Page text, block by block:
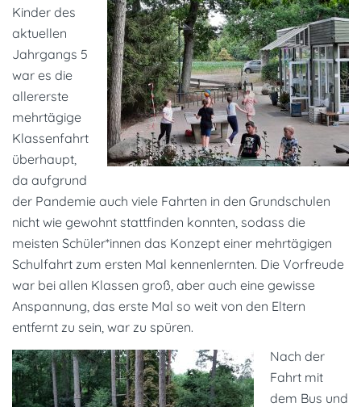
Kinder des
aktuellen
Jahrgangs 5
war es die
allererste
mehrtägige
Klassenfahrt
überhaupt,
da aufgrund
der Pandemie auch viele Fahrten in den Grundschulen
nicht wie gewohnt stattfinden konnten, sodass die
meisten Schüler*innen das Konzept einer mehrtägigen
Schulfahrt zum ersten Mal kennenlernten. Die Vorfreude
war bei allen Klassen groß, aber auch eine gewisse
Anspannung, das erste Mal so weit von den Eltern
entfernt zu sein, war zu spüren.
Nach der
Fahrt mit
dem Bus und